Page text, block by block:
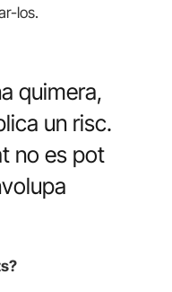
los.
quimera,
un risc.
no es pot